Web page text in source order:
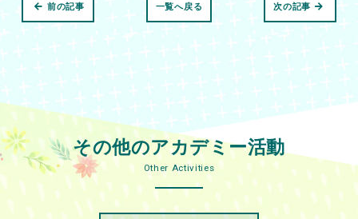
次の記事
一覧へ戻る
前の記事
その他のアカデミー活動
Other Activities